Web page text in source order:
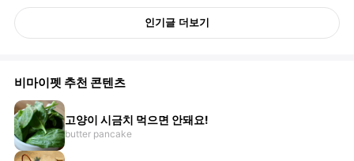
인기글 더보기
비마이펫 추천 콘텐츠
고양이 시금치 먹으면 안돼요!
butter pancake